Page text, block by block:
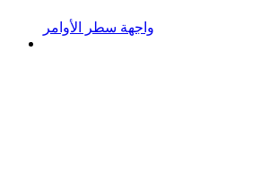
واجهة سطر الأوامر